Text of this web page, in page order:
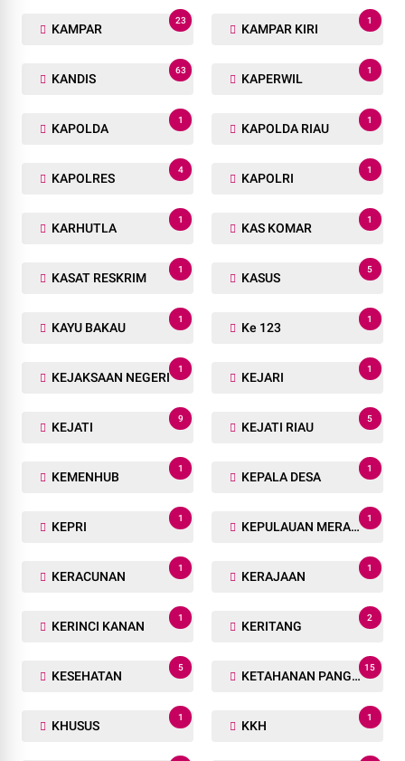
KAMPAR
23
KAMPAR KIRI
1
KANDIS
63
KAPERWIL
1
KAPOLDA
1
KAPOLDA RIAU
1
KAPOLRES
4
KAPOLRI
1
KARHUTLA
1
KAS KOMAR
1
KASAT RESKRIM
1
KASUS
5
KAYU BAKAU
1
Ke 123
1
KEJAKSAAN NEGERI
1
KEJARI
1
KEJATI
9
KEJATI RIAU
5
KEMENHUB
1
KEPALA DESA
1
KEPRI
1
KEPULAUAN MERANTI
1
KERACUNAN
1
KERAJAAN
1
KERINCI KANAN
1
KERITANG
2
KESEHATAN
5
KETAHANAN PANGAN
15
KHUSUS
1
KKH
1